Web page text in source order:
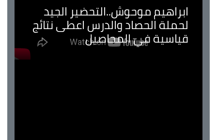
ابراهيم موحوش..التحضير الجيد
لحملة الحصاد والدرس اعطى نتائج
قياسية في المحاصيل